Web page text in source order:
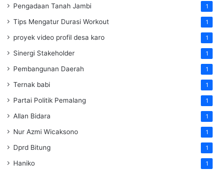
Pengadaan Tanah Jambi 1
Tips Mengatur Durasi Workout 1
proyek video profil desa karo 1
Sinergi Stakeholder 1
Pembangunan Daerah 1
Ternak babi 1
Partai Politik Pemalang 1
Allan Bidara 1
Nur Azmi Wicaksono 1
Dprd Bitung 1
Haniko 1